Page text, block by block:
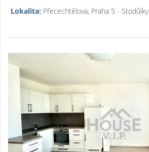
Lokalita: Přecechtělova, Praha 5 - Stodůlky